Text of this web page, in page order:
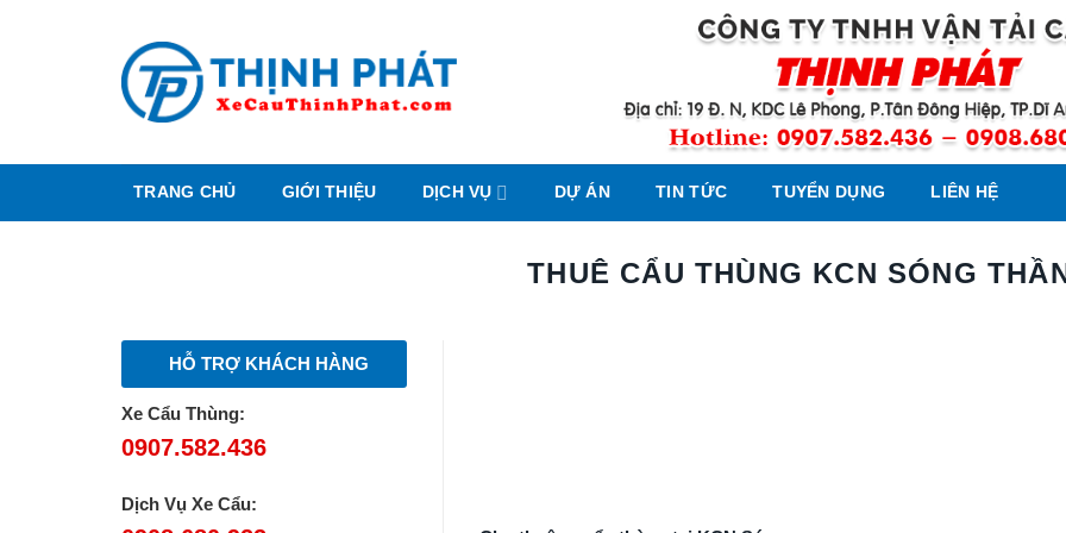
TRANG CHỦ GIỚI THIỆU DỊCH VỤ DỰ ÁN TIN TỨC TUYỂN DỤNG LIÊN HỆ
THUÊ CẨU THÙNG KCN SÓNG
HỖ TRỢ KHÁCH HÀNG
Xe Cẩu Thùng:
0907.582.436
Dịch Vụ Xe Cẩu: